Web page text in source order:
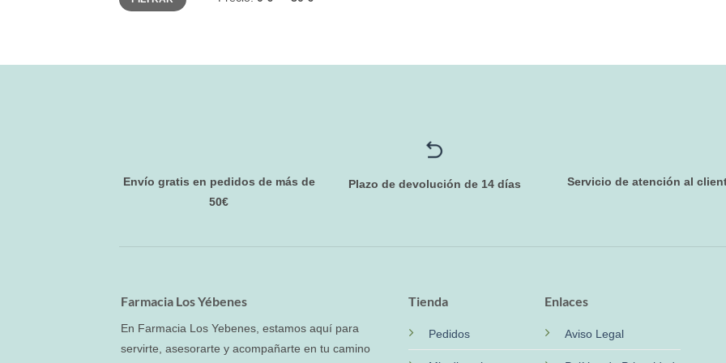
Envío gratis en pedidos de más de
50€
Plazo de devolución de 14 días Servicio de atención al
Farmacia Los Yébenes
En Farmacia Los Yebenes, estamos aquí para
servirte, asesorarte y acompañarte en tu camino
Tienda
Pedidos
Enlaces
Aviso Legal